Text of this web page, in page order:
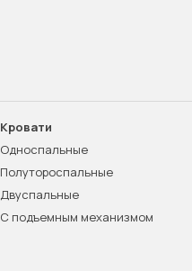
Кровати
Односпальные
Полутороспальные
Двуспальные
С подъемным механизмом